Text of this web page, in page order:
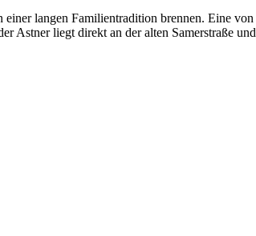
einer langen Familientradition brennen. Eine
liegt direkt an der alten Samerstraße